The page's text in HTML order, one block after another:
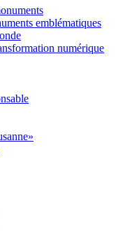
emblématiques
numérique